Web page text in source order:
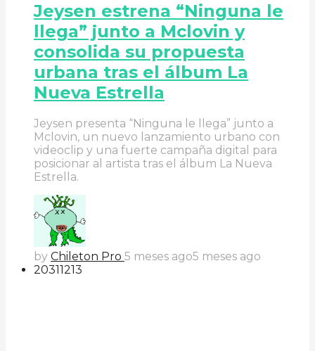
Jeysen estrena “Ninguna le
llega” junto a Mclovin y
consolida su propuesta
urbana tras el álbum La
Nueva Estrella
Jeysen presenta “Ninguna le llega” junto a
Mclovin, un nuevo lanzamiento urbano con
videoclip y una fuerte campaña digital para
posicionar al artista tras el álbum La Nueva
Estrella.
by Chileton Pro 5 meses ago5 meses ago
20311213